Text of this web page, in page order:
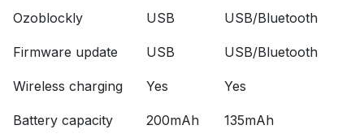
Ozoblockly USB USB/Bluetooth
Firmware update USB USB/Bluetooth
Wireless charging Yes Yes
Battery capacity 200mAh 135mAh